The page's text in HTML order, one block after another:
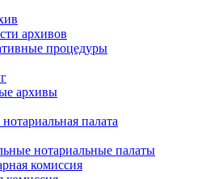
архивов
процедуры
архивы
палата
нотариальные палаты
комиссия